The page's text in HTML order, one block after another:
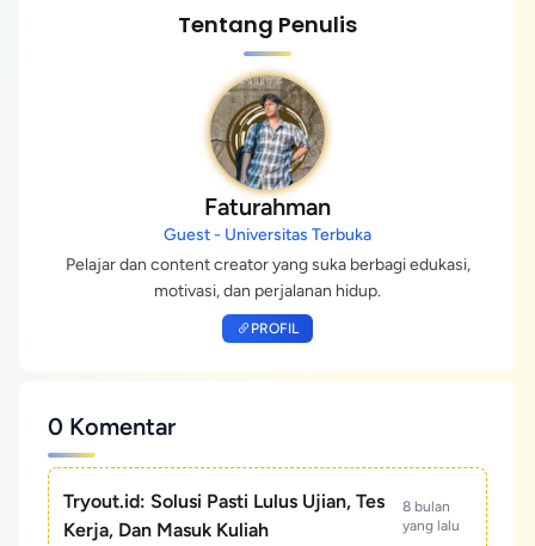
Tentang Penulis
Faturahman
Guest - Universitas Terbuka
Pelajar dan content creator yang suka berbagi edukasi,
motivasi, dan perjalanan hidup.
PROFIL
0 Komentar
Tryout.id: Solusi Pasti Lulus Ujian, Tes
Kerja, Dan Masuk Kuliah
8 bulan
yang lalu